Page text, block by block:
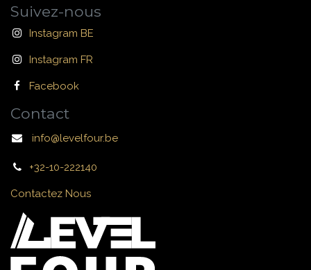
Suivez-nous
Instagram BE
Instagram FR
Facebook
Contact
info@levelfour.be
+32-10-222140
Contactez Nous